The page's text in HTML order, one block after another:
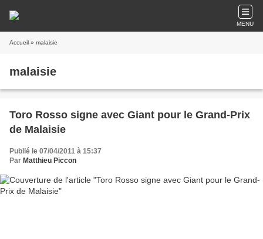
MENU
Accueil » malaisie
malaisie
Toro Rosso signe avec Giant pour le Grand-Prix
de Malaisie
Publié le 07/04/2011 à 15:37
Par Matthieu Piccon